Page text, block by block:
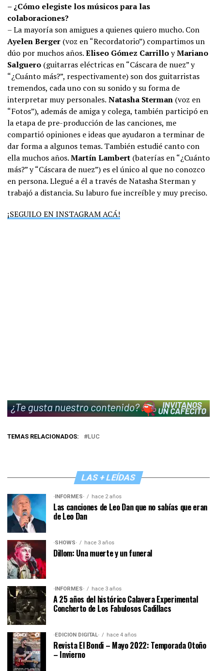
– ¿Cómo elegiste los músicos para las
colaboraciones?
– La mayoría son amigues a quienes quiero mucho. Con
Ayelen Berger (voz en “Recordatorio”) compartimos un
dúo por muchos años.Eliseo Gómez CarrilloyMariano
Salguero (guitarras eléctricas en “Cáscara de nuez” y
“¿Cuánto más?”, respectivamente) son dos guitarristas
tremendos, cada uno con su sonido y su forma de
interpretar muy personales. Natasha Sterman (voz en
“Fotos”), además de amiga y colega, también participó en
la etapa de pre-producción de las canciones, me
compartió opiniones e ideas que ayudaron a terminar de
dar forma a algunos temas. También estudié canto con
ella muchos años.Martín Lambert (baterías en “¿Cuánto
más?” y “Cáscara de nuez”) es el único al que no conozco
en persona. Llegué a él a través de Natasha Sterman y
trabajó a distancia. Su laburo fue increíble y muy preciso.
¡SEGUILO EN INSTAGRAM ACÁ!
TEMAS RELACIONADOS: LUC
LAS + LEÍDAS
·INFORMES· hace 2 años
Las canciones de Leo Dan que no sabías que eran
de Leo Dan
·SHOWS· hace 3 años
Dillom: Una muerte y un funeral
·INFORMES· hace 3 años
A 25 años del histórico Calavera Experimental
Concherto de Los Fabulosos Cadillacs
·EDICIÓN DIGITAL· hace 4 años
Revista El Bondi – Mayo 2022: Temporada Otoño
– Invierno